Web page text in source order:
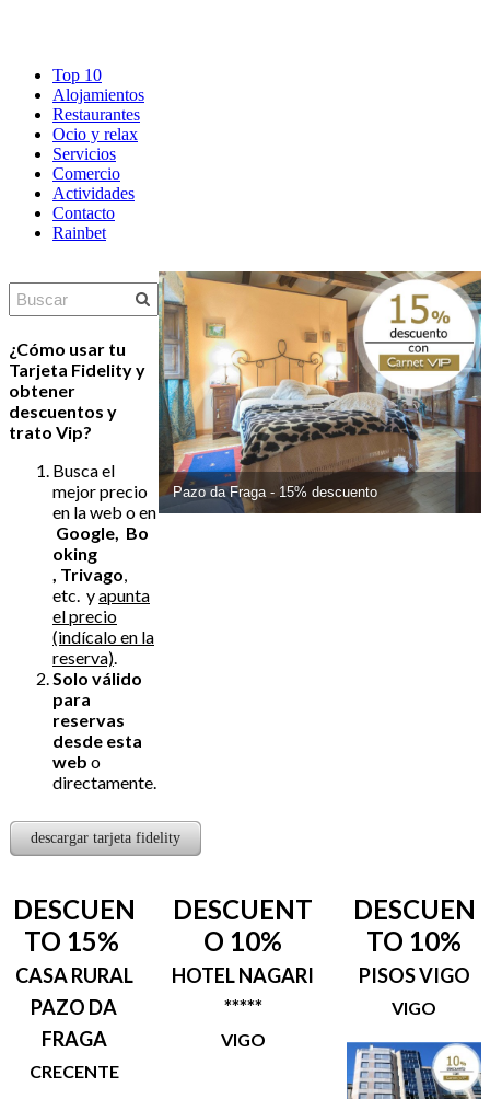
Top 10
Alojamientos
Restaurantes
Ocio y relax
Servicios
Comercio
Actividades
Contacto
Rainbet
¿Cómo usar tu
Tarjeta Fidelity y
obtener
descuentos y
trato Vip?
Busca el
mejor precio
en la web o en
Google, Bo
oking
, Trivago,
etc. yapunta
el precio
(indícalo en la
reserva).
Solo válido
para
reservas
desde esta
web o
directamente.
descargar tarjeta fidelity
Guías
Malouco
15%
descuento
DESCUEN
TO 15%
CASA RURAL
PAZO DA
FRAGA
CRECENTE
DESCUENT
O 10%
​HOTEL NAGARI
*****
VIGO
DESCUEN
TO 10%
PISOS VIGO
VIGO